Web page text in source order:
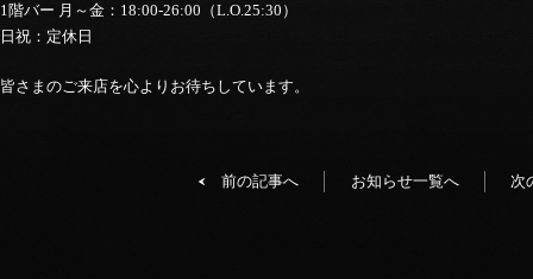
1階バー 月～金：18:00-26:00（L.O.25:30）
日祝：定休日
皆さまのご来店を心よりお待ちしています。
前の記事へ お知らせ一覧へ 次